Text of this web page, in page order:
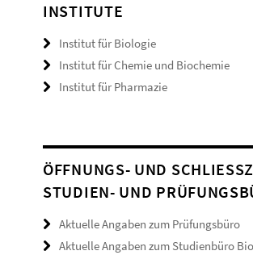
INSTITUTE
Institut für Biologie
Institut für Chemie und Biochemie
Institut für Pharmazie
ÖFFNUNGS- UND
TUDIEN- UND
Aktuelle Angaben zum Prüfungsbüro
Aktuelle Angaben zum Studienbüro